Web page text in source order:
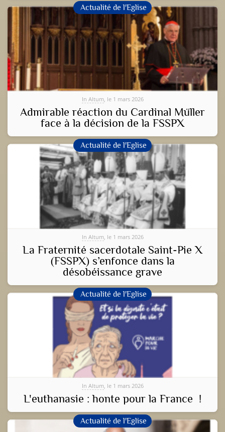
Actualité de l'Eglise
In Altum, le 1 mars 2026
Admirable réaction du Cardinal Müller
face à la décision de la FSSPX
Actualité de l'Eglise
In Altum, le 1 mars 2026
La Fraternité sacerdotale Saint-Pie X
(FSSPX) s’enfonce dans la
désobéissance grave
Actualité de l'Eglise
In Altum, le 1 mars 2026
L'euthanasie : honte pour la France !
Actualité de l'Eglise